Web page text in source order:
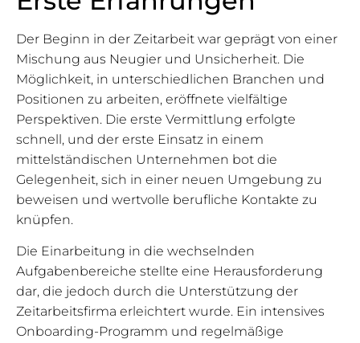
Der Beginn in der Zeitarbeit war geprägt von einer
Mischung aus Neugier und Unsicherheit. Die
Möglichkeit, in unterschiedlichen Branchen und
Positionen zu arbeiten, eröffnete vielfältige
Perspektiven. Die erste Vermittlung erfolgte
schnell, und der erste Einsatz in einem
mittelständischen Unternehmen bot die
Gelegenheit, sich in einer neuen Umgebung zu
beweisen und wertvolle berufliche Kontakte zu
knüpfen.
Die Einarbeitung in die wechselnden
Aufgabenbereiche stellte eine Herausforderung
dar, die jedoch durch die Unterstützung der
Zeitarbeitsfirma erleichtert wurde. Ein intensives
Onboarding-Programm und regelmäßige